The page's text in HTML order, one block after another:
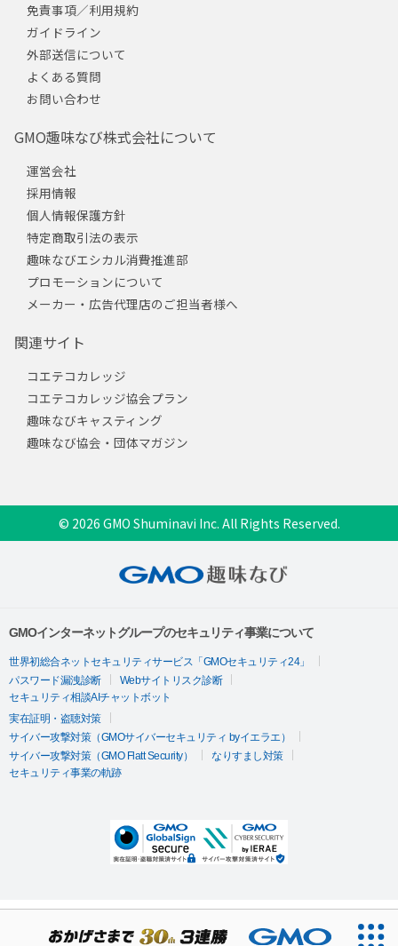
免責事項／利用規約
ガイドライン
外部送信について
よくある質問
お問い合わせ
GMO趣味なび株式会社について
運営会社
採用情報
個人情報保護方針
特定商取引法の表示
趣味なびエシカル消費推進部
プロモーションについて
メーカー・広告代理店のご担当者様へ
関連サイト
コエテコカレッジ
コエテコカレッジ協会プラン
趣味なびキャスティング
趣味なび協会・団体マガジン
© 2026 GMO Shuminavi Inc. All Rights Reserved.